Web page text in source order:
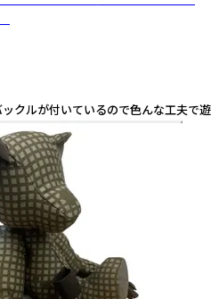
ルが付いているので色んな工